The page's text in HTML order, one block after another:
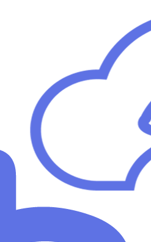
Ctrl/Cmd ile birden fazla şehir
Kısırlaştırma